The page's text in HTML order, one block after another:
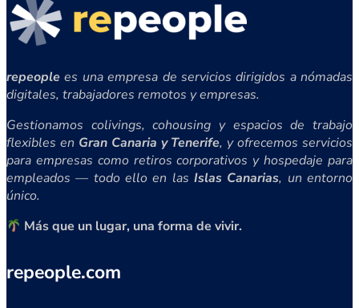
repeople es una empresa de servicios dirigidos a nómadas
digitales, trabajadores remotos y empresas.
Gestionamos colivings, cohousing y espacios de trabajo
flexibles en Gran Canaria y Tenerife, y ofrecemos servicios
para empresas como retiros corporativos y hospedaje para
empleados — todo ello en las Islas Canarias, un entorno
único.
Más que un lugar, una forma de vivir.
repeople.com